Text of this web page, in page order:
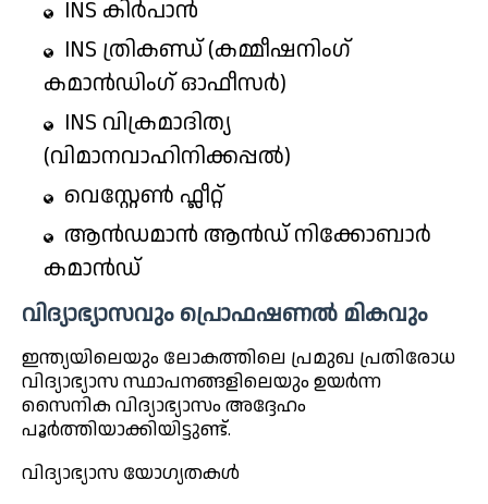
INS കിർപാൻ
INS ത്രികണ്ഡ് (കമ്മീഷനിംഗ്
കമാൻഡിംഗ് ഓഫീസർ)
INS വിക്രമാദിത്യ
(വിമാനവാഹിനിക്കപ്പൽ)
വെസ്റ്റേൺ ഫ്ലീറ്റ്
ആൻഡമാൻ ആൻഡ് നിക്കോബാർ
കമാൻഡ്
വിദ്യാഭ്യാസവും പ്രൊഫഷണൽ മികവും
ഇന്ത്യയിലെയും ലോകത്തിലെ പ്രമുഖ പ്രതിരോധ
വിദ്യാഭ്യാസ സ്ഥാപനങ്ങളിലെയും ഉയർന്ന
സൈനിക വിദ്യാഭ്യാസം അദ്ദേഹം
പൂർത്തിയാക്കിയിട്ടുണ്ട്.
വിദ്യാഭ്യാസ യോഗ്യതകൾ